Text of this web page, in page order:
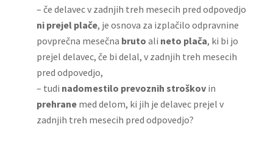
– če delavec v zadnjih treh mesecih pred odpovedjo
ni prejel plače, je osnova za izplačilo odpravnine
povprečna mesečna bruto ali neto plača, ki bi jo
prejel delavec, če bi delal, v zadnjih treh mesecih
pred odpovedjo,
– tudi nadomestilo prevoznih stroškov in
prehrane med delom, ki jih je delavec prejel v
zadnjih treh mesecih pred odpovedjo?